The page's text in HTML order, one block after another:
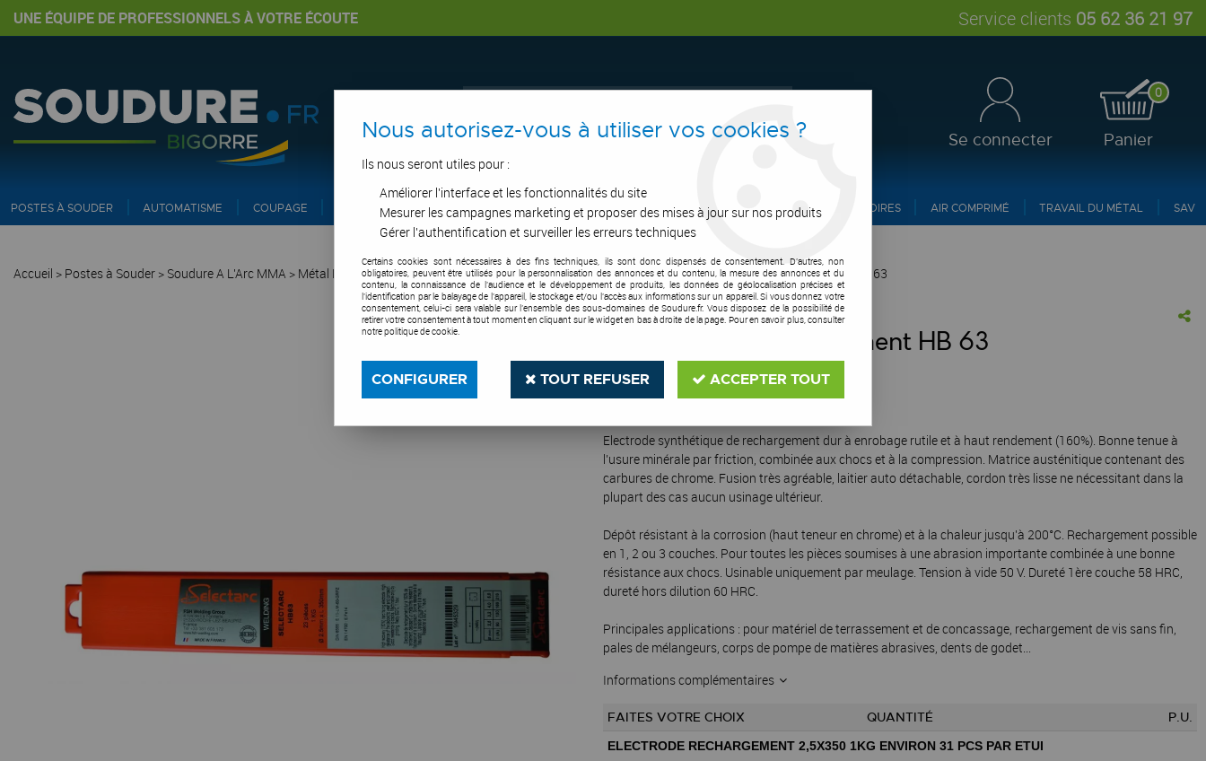
UNE ÉQUIPE DE PROFESSIONNELS À VOTRE ÉCOUTE Service clients 05 62 36 21 97
Se connecter
0
Panier
POSTES À SOUDER AUTOMATISME COUPAGE PIPE ET INERTAGE ASPIRATION OUTILS DE COUPE SOUDURE E.P.I ACCESSOIRES AIR COMPRIMÉ TRAVAIL DU MÉTAL SAV
Accueil > Postes à Souder > Soudure A L'Arc MMA > Métal D'Apport : Electrodes Enrobées >Électrode petit conditionnement>Electrode de rechargement HB 63
FSH WELDING FRANCE
Electrode de rechargement HB 63
Soyez le premier à donner votre avis !
Réf. :68898
Electrode synthétique de rechargement dur à enrobage rutile et à haut rendement (160%). Bonne tenue à
l’usure minérale par friction, combinée aux chocs et à la compression. Matrice austénitique contenant des
carbures de chrome. Fusion très agréable, laitier auto détachable, cordon très lisse ne nécessitant dans la
plupart des cas aucun usinage ultérieur.
Dépôt résistant à la corrosion (haut teneur en chrome) et à la chaleur jusqu'à 200°C. Rechargement possible
en 1, 2 ou 3 couches. Pour toutes les pièces soumises à une abrasion importante combinée à une bonne
résistance aux chocs. Usinable uniquement par meulage. Tension à vide 50 V. Dureté 1ère couche 58 HRC,
dureté hors dilution 60 HRC.
Principales applications : pour matériel de terrassement et de concassage, rechargement de vis sans fin,
pales de mélangeurs, corps de pompe de matières abrasives, dents de godet...
Informations complémentaires
FAITES VOTRE CHOIX QUANTITÉ P.U.
ELECTRODE RECHARGEMENT 2,5X350 1KG ENVIRON 31 PCS PAR ETUI
Nous autorisez-vous à utiliser vos cookies ?
Ils nous seront utiles pour :
Améliorer l'interface et les fonctionnalités du site
Mesurer les campagnes marketing et proposer des mises à jour sur nos produits
Gérer l'authentification et surveiller les erreurs techniques
Certains cookies sont nécessaires à des fins techniques, ils sont donc dispensés de consentement. D'autres, non
obligatoires, peuvent être utilisés pour la personnalisation des annonces et du contenu, la mesure des annonces et du
contenu, la connaissance de l'audience et le développement de produits, les données de géolocalisation précises et
l'identification par le balayage de l'appareil, le stockage et/ou l'accès aux informations sur un appareil. Si vous donnez votre
consentement, celui-ci sera valable sur l’ensemble des sous-domaines de Soudure.fr. Vous disposez de la possibilité de
retirer votre consentement à tout moment en cliquant sur le widget en bas à droite de la page. Pour en savoir plus, consulter
notre politique de cookie.
CONFIGURER TOUT REFUSER ACCEPTER TOUT